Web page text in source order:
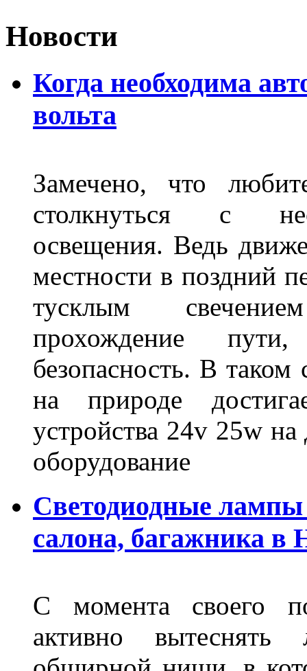
Новости
Когда необходима
вольта
Замечено, что
столкнуться с
освещения. Ведь
местности в поздний
тусклым
прохождение
безопасность. В
на природе
устройства 24v 25w
оборудование
Светодиодные лампы
салона, багажника в
С момента своего
активно